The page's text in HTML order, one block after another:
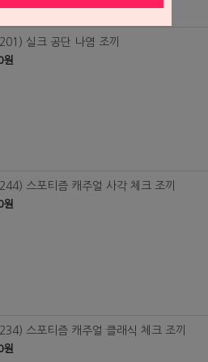
실크 공단 나염 조끼
스포티즘 캐주얼 사각 체크 조끼
스포티즘 캐주얼 클래식 체크 조끼